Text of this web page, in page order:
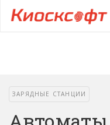
ЗАРЯДНЫЕ СТАНЦИИ